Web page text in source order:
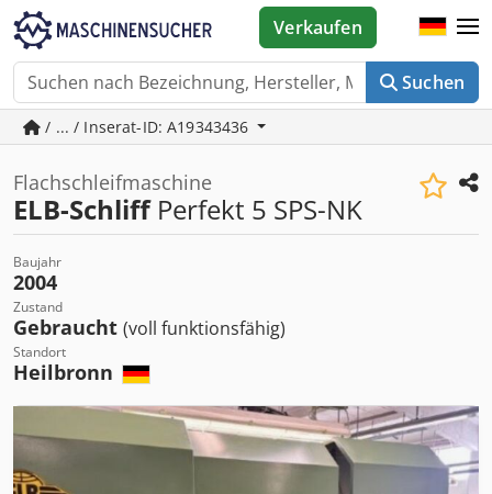
Suchen
Verkaufen
/ ... / Inserat-ID: A19343436
Flachschleifmaschine
ELB-SchliffPerfekt 5 SPS-NK
Baujahr
2004
Zustand
Gebraucht (voll funktionsfähig)
Standort
Heilbronn